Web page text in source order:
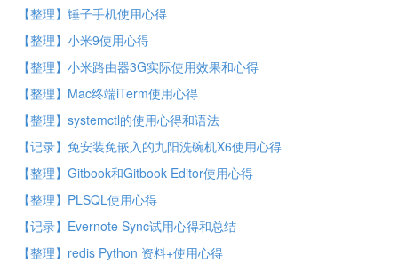
【整理】锤子手机使用心得
【整理】小米9使用心得
【整理】小米路由器3G实际使用效果和心得
【整理】Mac终端iTerm使用心得
【整理】systemctl的使用心得和语法
【记录】免安装免嵌入的九阳洗碗机X6使用心得
【整理】Gitbook和Gitbook Editor使用心得
【整理】PLSQL使用心得
【记录】Evernote Sync试用心得和总结
【整理】redis Python 资料+使用心得